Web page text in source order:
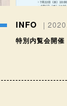
INFO |
特別内覧会開